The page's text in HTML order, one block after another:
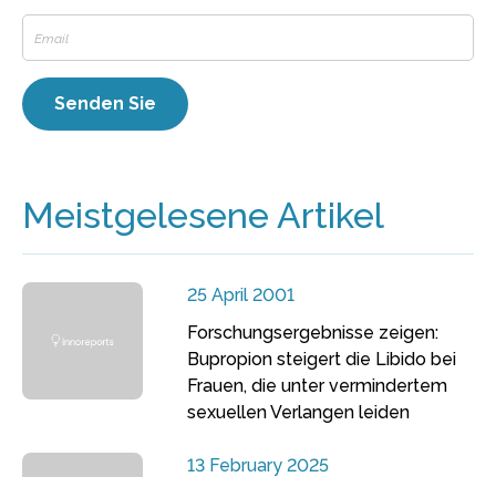
Meistgelesene Artikel
25 April 2001
Forschungsergebnisse zeigen:
Bupropion steigert die Libido bei
Frauen, die unter vermindertem
sexuellen Verlangen leiden
13 February 2025